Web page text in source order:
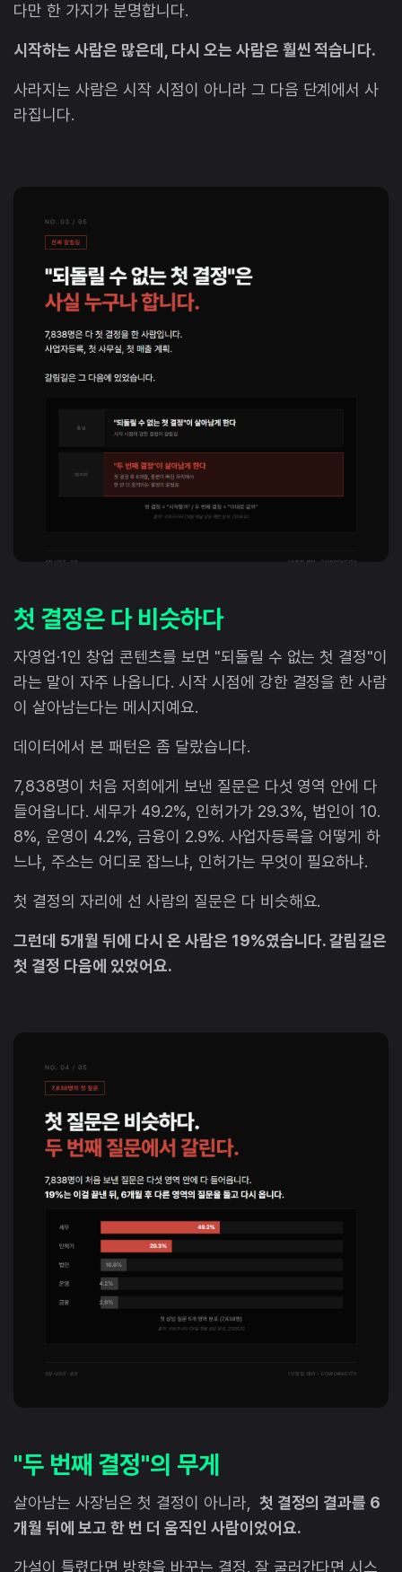
다만 한 가지가 분명합니다.
시작하는 사람은 많은데, 다시 오는 사람은 훨씬 적습니다.
사라지는 사람은 시작 시점이 아니라 그 다음 단계에서 사
라집니다.
첫 결정은 다 비슷하다
자영업·1인 창업 콘텐츠를 보면 "되돌릴 수 없는 첫 결정"이
라는 말이 자주 나옵니다. 시작 시점에 강한 결정을 한 사람
이 살아남는다는 메시지예요.
데이터에서 본 패턴은 좀 달랐습니다.
7,838명이 처음 저희에게 보낸 질문은 다섯 영역 안에 다
들어옵니다. 세무가 49.2%, 인허가가 29.3%, 법인이 10.
8%, 운영이 4.2%, 금융이 2.9%. 사업자등록을 어떻게 하
느냐, 주소는 어디로 잡느냐, 인허가는 무엇이 필요하냐.
첫 결정의 자리에 선 사람의 질문은 다 비슷해요.
그런데 5개월 뒤에 다시 온 사람은 19%였습니다. 갈림길은
첫 결정 다음에 있었어요.
"두 번째 결정"의 무게
살아남는 사장님은 첫 결정이 아니라, 첫 결정의 결과를 6
개월 뒤에 보고 한 번 더 움직인 사람이었어요.
가설이 틀렸다면 방향을 바꾸는 결정. 잘 굴러간다면 시스